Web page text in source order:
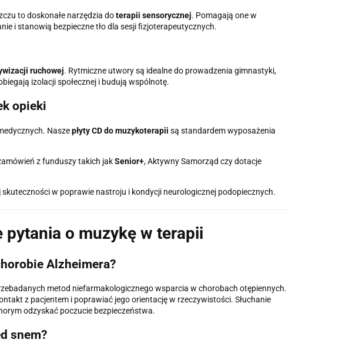
to doskonałe narzędzia do terapii sensorycznej. Pomagają one w
i stanowią bezpieczne tło dla sesji fizjoterapeutycznych.
ruchowej. Rytmiczne utwory są idealne do prowadzenia gimnastyki,
izolacji społecznej i budują wspólnotę.
opieki
Nasze płyty CD do muzykoterapii są standardem wyposażenia
z funduszy takich jak Senior+, Aktywny Samorząd czy dotacje
w poprawie nastroju i kondycji neurologicznej podopiecznych.
pytania o muzykę w terapii
Alzheimera?
metod niefarmakologicznego wsparcia w chorobach otępiennych.
z pacjentem i poprawiać jego orientację w rzeczywistości. Słuchanie
odzyskać poczucie bezpieczeństwa.
snem?